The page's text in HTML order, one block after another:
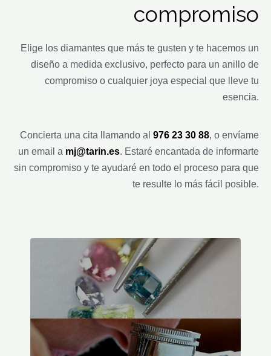
compromiso
Elige los diamantes que más te gusten y te hacemos un
diseño a medida exclusivo, perfecto para un anillo de
compromiso o cualquier joya especial que lleve tu
esencia.
Concierta una cita llamando al 976 23 30 88, o envíame
un email a mj@tarin.es. Estaré encantada de informarte
sin compromiso y te ayudaré en todo el proceso para que
te resulte lo más fácil posible.